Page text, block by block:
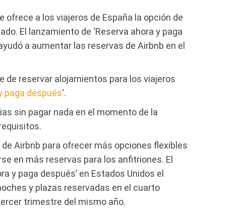
ofrece a los viajeros de España la opción de
El lanzamiento de ‘Reserva ahora y paga
a aumentar las reservas de Airbnb en el
de reservar alojamientos para los viajeros
paga después‘.
sin pagar nada en el momento de la
Airbnb para ofrecer más opciones flexibles
en más reservas para los anfitriones. El
y paga después’ en Estados Unidos el
y plazas reservadas en el cuarto
trimestre del mismo año.